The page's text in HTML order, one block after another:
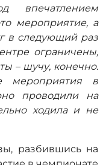
мероприятие, а
в следующий раз
ограничены,
– шучу, конечно.
мероприятия в
проводили на
ходила и не
разбившись на